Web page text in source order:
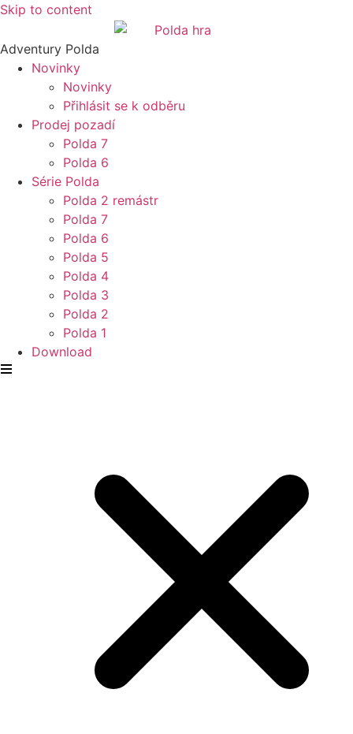
Skip to content
Adventury Polda
Novinky
Novinky
Přihlásit se k odběru
Prodej pozadí
Polda 7
Polda 6
Série Polda
Polda 2 remástr
Polda 7
Polda 6
Polda 5
Polda 4
Polda 3
Polda 2
Polda 1
Download